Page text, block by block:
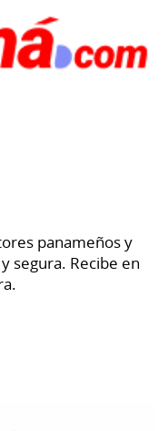
panameños y
segura. Recibe en